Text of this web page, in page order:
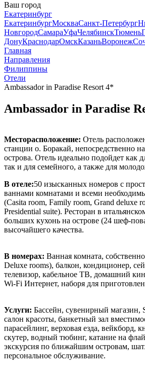
Ваш город
Екатеринбург
ЕкатеринбургМоскваСанкт-Петербург
НовгородСамараУфаЧелябинскТюмень
ДонуКраснодарОмскКазаньВоронеж
Главная
Направления
Филиппины
Отели
Ambassador in Paradise Resort 4*
Ambassador in Paradise
Месторасположение: Отель
станции о. Боракай, непосредственно
острова. Отель идеально подойдет как
так и для семейного, а также для
В отеле:50 изысканных номеров с
ваннами комнатами и всеми
(Casita room, Family room, Grand deluxe
Presidential suite). Ресторан в
больших кухонь на острове (24 шеф-
высочайшего качества.
В номерах: Ванная комната,
Deluxe rooms), балкон, кондиционер,
телевизор, кабельное ТВ, домашний
Wi-Fi Интернет, наборя для
Услуги: Бассейн, сувенирный магазин,
салон красоты, банкетный зал
парасейлинг, верховая езда, вейкборд,
скутер, водный тюбинг, катание на
экскурсия по ближайшим островам,
персональное обслуживание.